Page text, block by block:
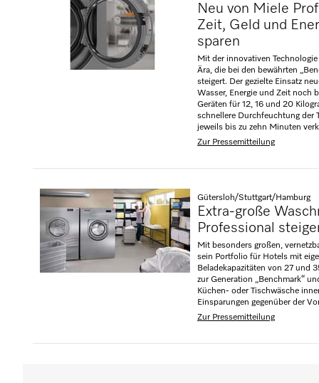
Neu von Miele
Zeit, Geld und
sparen
Mit der innovativen
Ära, die bei den bewährten
steigert. Der gezielte Einsatz
Wasser, Energie und Zeit noch
Geräten für 12, 16 und 20
schnellere Durchfeuchtung der
jeweils bis zu zehn Minuten
Zur Pressemitteilung
Gütersloh/Stuttgart/Hamburg
Extra-große
Professional
Mit besonders großen,
sein Portfolio für Hotels mit
Beladekapazitäten von 27 und
zur Generation „Benchmark“
Küchen- oder Tischwäsche
Einsparungen gegenüber der
Zur Pressemitteilung